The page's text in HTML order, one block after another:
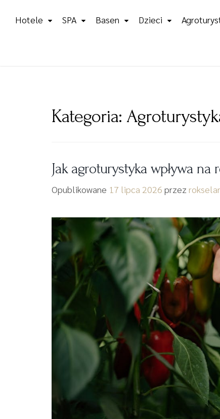
Hotele SPA Basen Dzieci
Kategoria:
Jak agroturystyka wpływa
Opublikowane 17 lipca 2026 przez